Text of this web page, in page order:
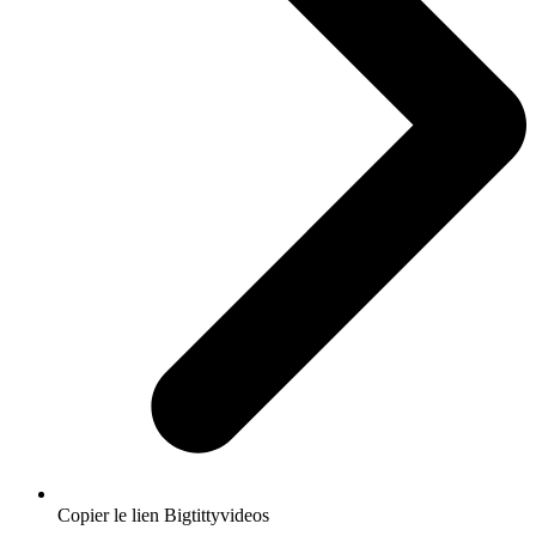
Copier le lien Bigtittyvideos